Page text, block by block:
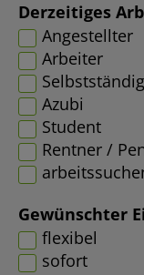
Derzeitiges
Angestellter
Arbeiter
Selbstständig
Azubi
Student
Rentner /
Gewünschter
flexibel
sofort